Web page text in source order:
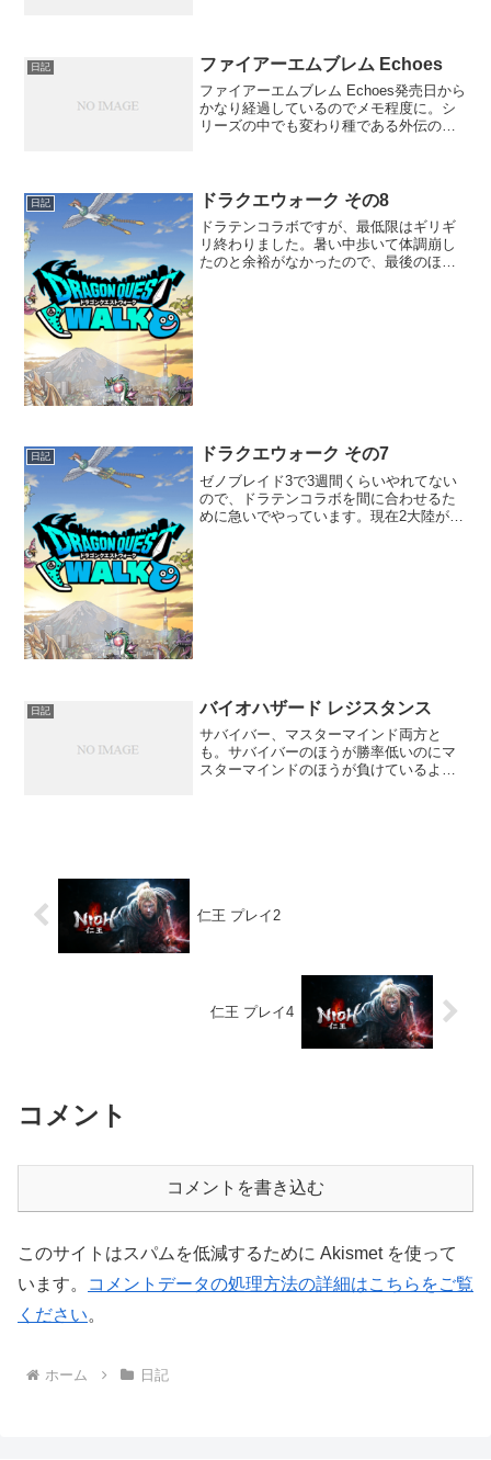
っていたのですが...
日記 ファイアーエムブレム Echoes
ファイアーエムブレム Echoes発売日から
かなり経過しているのでメモ程度に。シ
リーズの中でも変わり種である外伝のリ
ナティックがないの...
日記 ドラクエウォーク その8
ドラテンコラボですが、最低限はギリギ
リ終わりました。暑い中歩いて体調崩し
たのと余裕がなかったので、最後のほう
日記 ドラクエウォーク その7
ゼノブレイド3で3週間くらいやれてない
ので、ドラテンコラボを間に合わせるた
めに急いでやっています。現在2大陸が終
日記 バイオハザード レジスタンス
サバイバー、マスターマインド両方と
も。サバイバーのほうが勝率低いのにマ
スターマインドのほうが負けているよう
仁王 プレイ2
仁王 プレイ4
コメント
コメントを書き込む
このサイトはスパムを低減するために Akismet を使って
います。
コメントデータの処理方法の詳細はこちらをご覧
ください。
ホーム 日記